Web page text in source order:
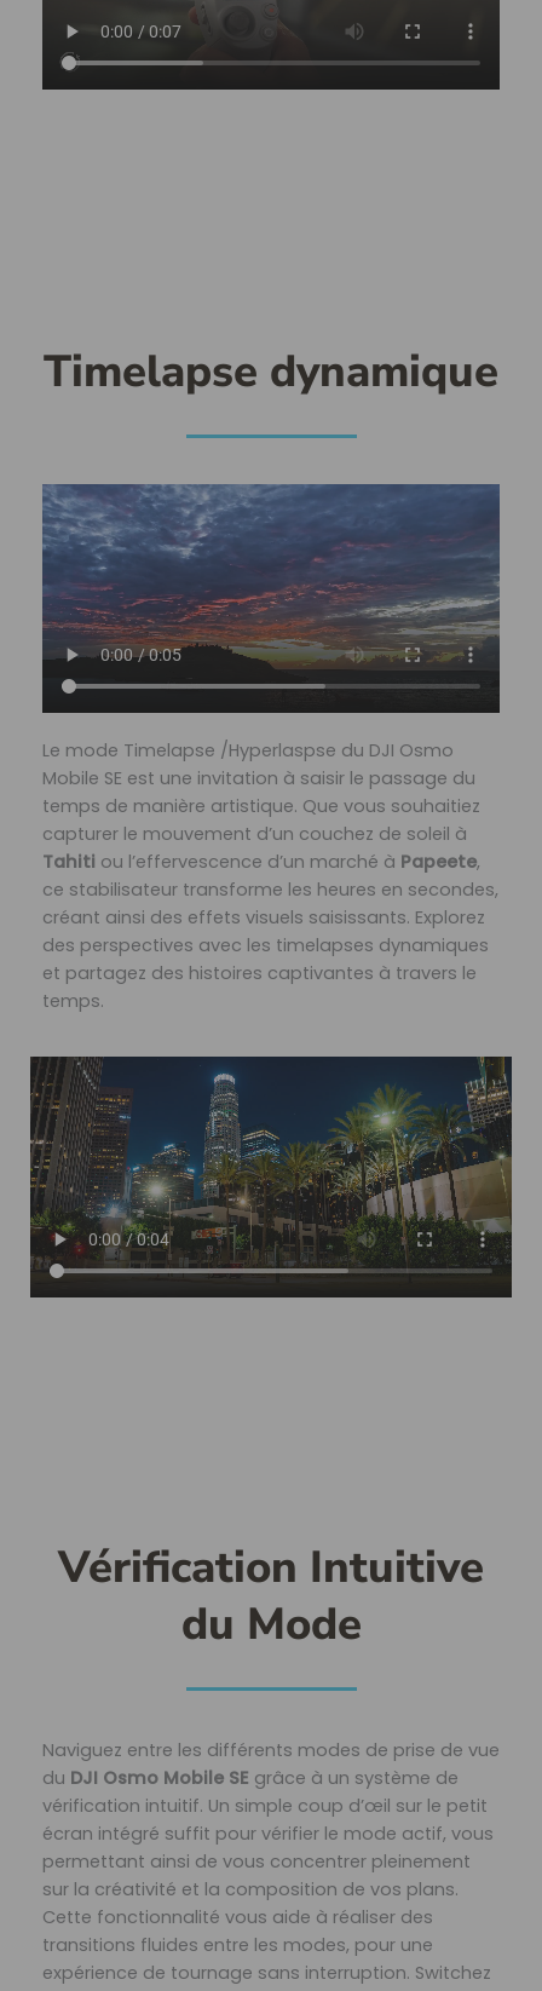
Timelapse dynamique
Le mode Timelapse /Hyperlaspse du DJI Osmo
Mobile SE est une invitation à saisir le passage du
temps de manière artistique. Que vous souhaitiez
capturer le mouvement d’un couchez de soleil à
Tahiti ou l’effervescence d’un marché à Papeete,
ce stabilisateur transforme les heures en secondes,
créant ainsi des effets visuels saisissants. Explorez
des perspectives avec les timelapses dynamiques
et partagez des histoires captivantes à travers le
temps.
Vérification Intuitive
du Mode
Naviguez entre les différents modes de prise de vue
du DJI Osmo Mobile SE grâce à un système de
vérification intuitif. Un simple coup d’œil sur le petit
écran intégré suffit pour vérifier le mode actif, vous
permettant ainsi de vous concentrer pleinement
sur la créativité et la composition de vos plans.
Cette fonctionnalité vous aide à réaliser des
transitions fluides entre les modes, pour une
expérience de tournage sans interruption. Switchez